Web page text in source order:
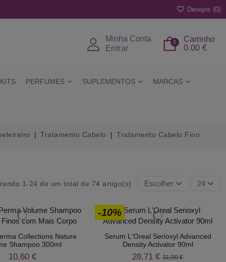
Desejos (0)
Minha Conta
Entrar
Carrinho
0
0.00 €
KITS PERFUMES SUPLEMENTOS MARCAS
Tratamento Cabelo Tratamento Cabelo Fino
1-24 de um total de 74 artigo(s) Escolher 24
Collections Nature
Shampoo 300ml
10,60 €
-10%
Serum L'Oreal Serioxyl Advanced
Density Activator 90ml
28,71 €31,90 €